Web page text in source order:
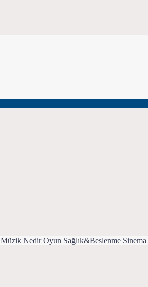
Müzik Nedir Oyun Sağlık&Beslenme Sinema